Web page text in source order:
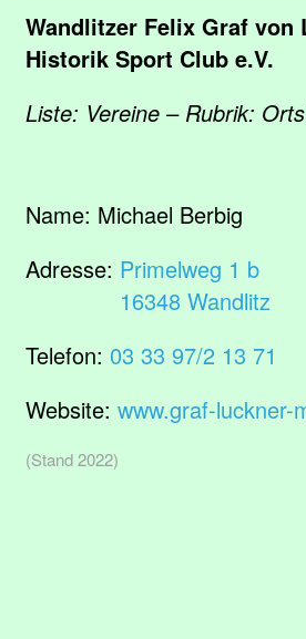
Wandlitzer Felix Graf von
Historik Sport Club e.V.
Liste: Vereine – Rubrik:
Name: Michael Berbig
Adresse: Primelweg 1 b
16348 Wandlitz
Telefon: 03 33 97/2 13 71
Website: www.graf-luckner-
(Stand 2022)